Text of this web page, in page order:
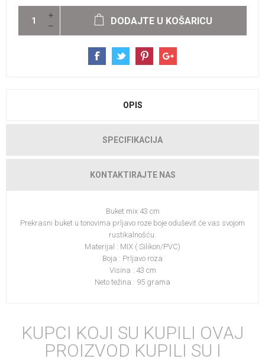
DODAJTE U KOŠARICU
OPIS
SPECIFIKACIJA
KONTAKTIRAJTE NAS
Buket mix 43 cm
Prekrasni buket u tonovima prljavo roze boje oduševit će vas svojom
rustikalnošću.
Materijal : MIX ( Silikon/PVC)
Boja : Prljavo roza
Visina : 43 cm
Neto težina : 95 grama
KUPCI KOJI SU KUPILI OVAJ
PROIZVOD KUPILI SU I